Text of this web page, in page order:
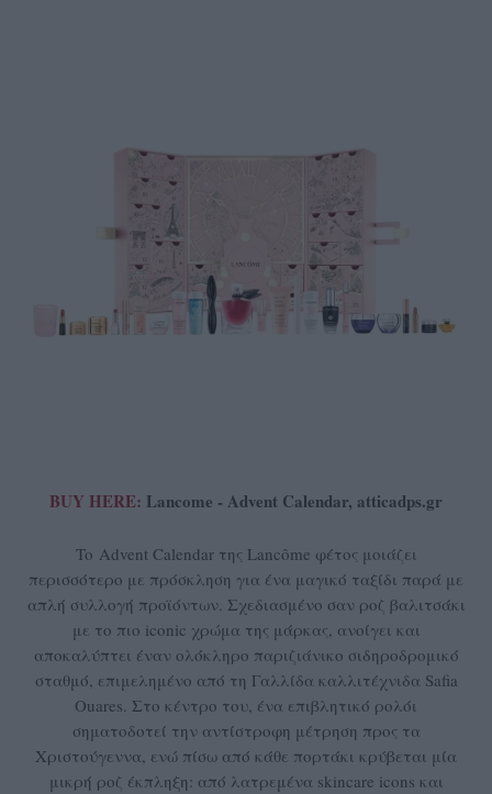
BUY HERE: Lancome - Advent Calendar, atticadps.gr
To Advent Calendar της Lancôme φέτος μοιάζει
περισσότερο με πρόσκληση για ένα μαγικό ταξίδι παρά με
απλή συλλογή προϊόντων. Σχεδιασμένο σαν ροζ βαλιτσάκι
με το πιο iconic χρώμα της μάρκας, ανοίγει και
αποκαλύπτει έναν ολόκληρο παριζιάνικο σιδηροδρομικό
σταθμό, επιμελημένο από τη Γαλλίδα καλλιτέχνιδα Safia
Ouares. Στο κέντρο του, ένα επιβλητικό ρολόι
σηματοδοτεί την αντίστροφη μέτρηση προς τα
Χριστούγεννα, ενώ πίσω από κάθε πορτάκι κρύβεται μία
μικρή ροζ έκπληξη: από λατρεμένα skincare icons και